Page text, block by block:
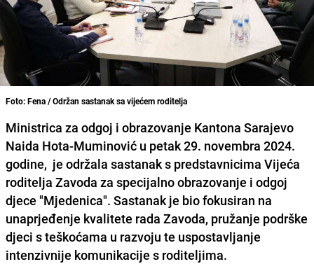
Foto: Fena / Održan sastanak sa vijećem roditelja
Ministrica za odgoj i obrazovanje Kantona Sarajevo
Naida Hota-Muminović u petak 29. novembra 2024.
godine, je održala sastanak s predstavnicima Vijeća
roditelja Zavoda za specijalno obrazovanje i odgoj
djece "Mjedenica". Sastanak je bio fokusiran na
unaprjeđenje kvalitete rada Zavoda, pružanje podrške
djeci s teškoćama u razvoju te uspostavljanje
intenzivnije komunikacije s roditeljima.